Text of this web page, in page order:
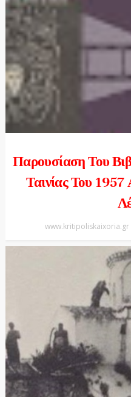
Παρουσίαση Του
Ταινίας Του
www.kritipoliskaixoria.gr